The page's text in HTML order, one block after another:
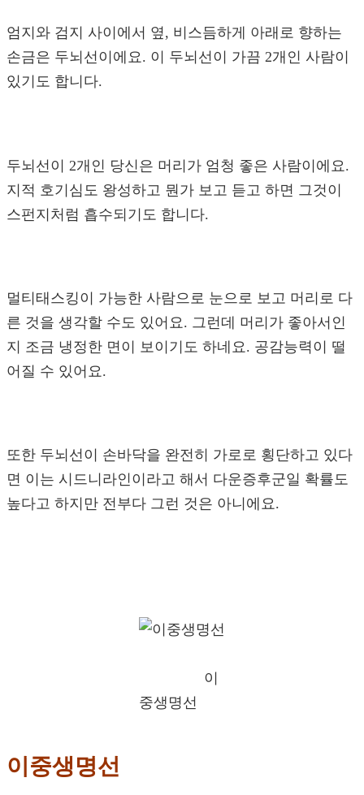
엄지와 검지 사이에서 옆, 비스듬하게 아래로 향하는
손금은 두뇌선이에요. 이 두뇌선이 가끔 2개인 사람이
있기도 합니다.
두뇌선이 2개인 당신은 머리가 엄청 좋은 사람이에요.
지적 호기심도 왕성하고 뭔가 보고 듣고 하면 그것이
스펀지처럼 흡수되기도 합니다.
멀티태스킹이 가능한 사람으로 눈으로 보고 머리로 다
른 것을 생각할 수도 있어요. 그런데 머리가 좋아서인
지 조금 냉정한 면이 보이기도 하네요. 공감능력이 떨
어질 수 있어요.
또한 두뇌선이 손바닥을 완전히 가로로 횡단하고 있다
면 이는 시드니라인이라고 해서 다운증후군일 확률도
높다고 하지만 전부다 그런 것은 아니에요.
이
중생명선
이중생명선